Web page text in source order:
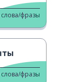
слова/фразы
слова/фразы